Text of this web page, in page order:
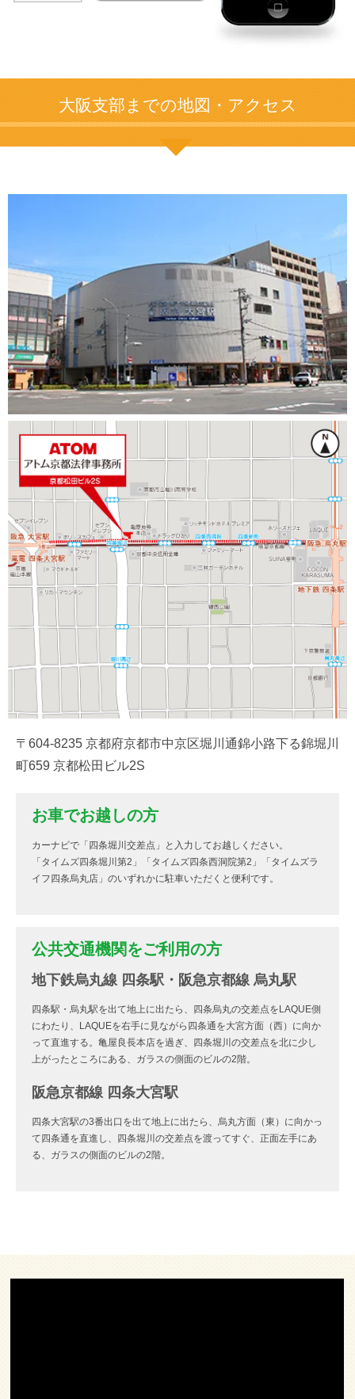
大阪支部までの地図・アクセス
〒604-8235 京都府京都市中京区堀川通錦小路下る錦堀川
町659 京都松田ビル2S
お車でお越しの方
カーナビで「四条堀川交差点」と入力してお越しください。
「タイムズ四条堀川第2」「タイムズ四条西洞院第2」「タイムズラ
イフ四条烏丸店」のいずれかに駐車いただくと便利です。
公共交通機関をご利用の方
地下鉄烏丸線 四条駅・阪急京都線 烏丸駅
四条駅・烏丸駅を出て地上に出たら、四条烏丸の交差点をLAQUE側
にわたり、LAQUEを右手に見ながら四条通を大宮方面（西）に向か
って直進する。亀屋良長本店を過ぎ、四条堀川の交差点を北に少し
上がったところにある、ガラスの側面のビルの2階。
阪急京都線 四条大宮駅
四条大宮駅の3番出口を出て地上に出たら、烏丸方面（東）に向かっ
て四条通を直進し、四条堀川の交差点を渡ってすぐ、正面左手にあ
る、ガラスの側面のビルの2階。